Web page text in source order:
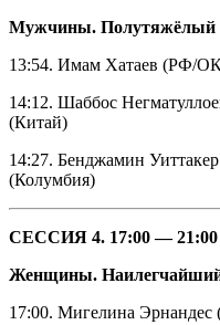
Мужчины. Полутяжёлый
13:54. Имам Хатаев (РФ/
14:12. Шаббос
(Китай)
14:27. Бенджамин
(Колумбия)
СЕССИЯ 4. 17:00 — 21:00
Женщины. Наилегчайший
17:00. Мигелина Эрнандес